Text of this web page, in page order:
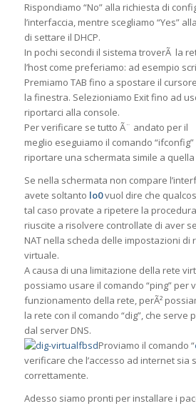
Rispondiamo “No” alla richiesta di
l’interfaccia, mentre scegliamo “Yes”
di settare il DHCP.
In pochi secondi il sistema troverÃ la
l’host come preferiamo: ad esempio
Premiamo TAB fino a spostare il
la finestra. Selezioniamo Exit fino ad
riportarci alla console.
Per verificare se tutto Ã¨ andato per il
meglio eseguiamo il comando
riportare una schermata simile a
Se nella schermata non compare
avete soltanto lo0vuol dire che
tal caso provate a ripetere la
riuscite a risolvere controllate di aver
NAT nella scheda delle impostazioni di
virtuale.
A causa di una limitazione della rete
possiamo usare il comando “ping” per
funzionamento della rete, perÃ²
la rete con il comando “dig”, che serve
dal server DNS.
Proviamo il comando “
verificare che l’accesso ad internet sia
correttamente.
Adesso siamo pronti per installare i